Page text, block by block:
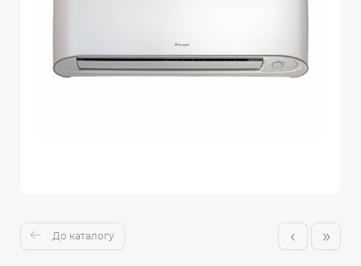
До каталогу ‹ »